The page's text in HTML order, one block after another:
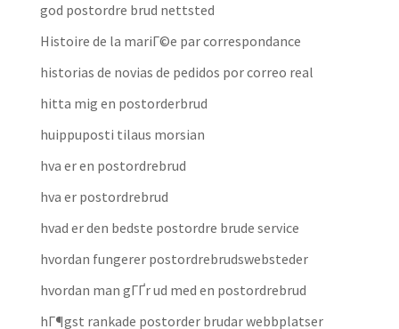
god postordre brud nettsted
Histoire de la mariГ©e par correspondance
historias de novias de pedidos por correo real
hitta mig en postorderbrud
huippuposti tilaus morsian
hva er en postordrebrud
hva er postordrebrud
hvad er den bedste postordre brude service
hvordan fungerer postordrebrudswebsteder
hvordan man gГҐr ud med en postordrebrud
hГ¶gst rankade postorder brudar webbplatser